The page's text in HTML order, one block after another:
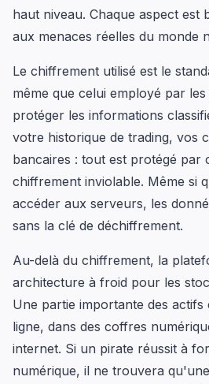
haut niveau. Chaque aspect est
aux menaces réelles du monde
Le chiffrement utilisé est le
même que celui employé par
protéger les informations
votre historique de trading, vos
bancaires : tout est protégé par
chiffrement inviolable. Même si
accéder aux serveurs, les
sans la clé de déchiffrement.
Au-delà du chiffrement, la
architecture à froid pour les
Une partie importante des
ligne, dans des coffres
internet. Si un pirate réussit à
numérique, il ne trouvera